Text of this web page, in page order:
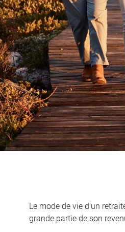
Le mode de vie d’un
grande partie de son